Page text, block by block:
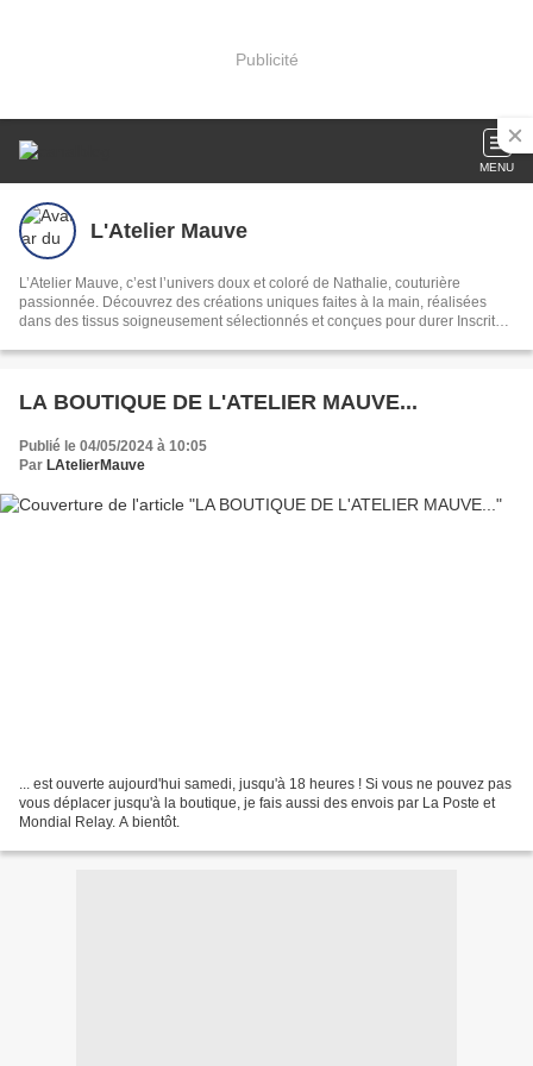
Publicité
MENU
L'Atelier Mauve
L’Atelier Mauve, c’est l’univers doux et coloré de Nathalie, couturière
passionnée. Découvrez des créations uniques faites à la main, réalisées
dans des tissus soigneusement sélectionnés et conçues pour durer Inscrite
https://lateliermauve.sumupstore.com
LA BOUTIQUE DE L'ATELIER MAUVE...
Publié le 04/05/2024 à 10:05
Par LAtelierMauve
... est ouverte aujourd'hui samedi, jusqu'à 18 heures ! Si vous ne pouvez pas
vous déplacer jusqu'à la boutique, je fais aussi des envois par La Poste et
Mondial Relay. A bientôt.